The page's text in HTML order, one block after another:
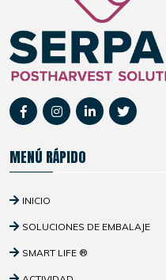
MENÚ RÁPIDO
INICIO
SOLUCIONES DE EMBALAJE
SMART LIFE ®